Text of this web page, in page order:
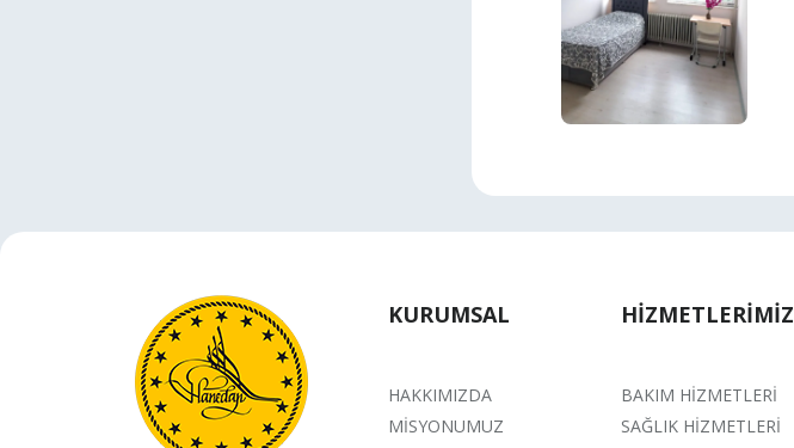
KURUMSAL
HAKKIMIZDA
MİSYONUMUZ
HİZMETLERİMİZ
BAKIM HİZMETLERİ
SAĞLIK HİZMETLERİ